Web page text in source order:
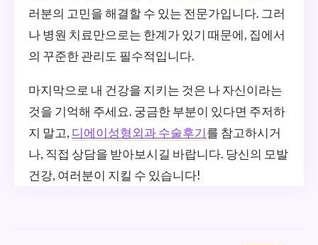
러분의 고민을 해결할 수 있는 전문가입니다. 그러
나 병원 치료만으로는 한계가 있기 때문에, 집에서
의 꾸준한 관리도 필수적입니다.
마지막으로 내 건강을 지키는 것은 나 자신이라는
것을 기억해 주세요. 궁금한 부분이 있다면 주저하
지 말고, 디에이성형외과 수술후기를 참고하시거
나, 직접 상담을 받아보시길 바랍니다. 당신의 모발
건강, 여러분이 지킬 수 있습니다!